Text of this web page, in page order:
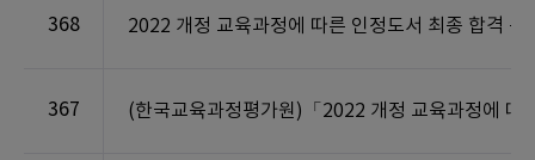
368 2022 개정 교육과정에 따른 인정도서 최종 합격
367 (한국교육과정평가원)「2022 개정 교육과정에 따